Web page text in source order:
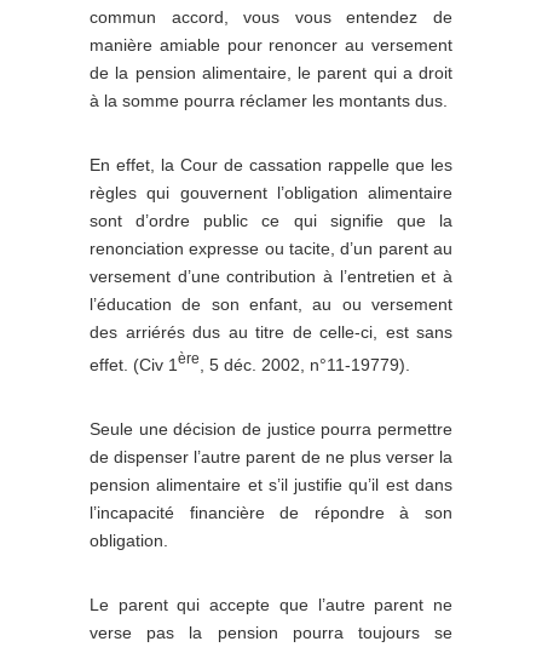
commun accord, vous vous entendez de
manière amiable pour renoncer au versement
de la pension alimentaire, le parent qui a droit
à la somme pourra réclamer les montants dus.
En effet, la Cour de cassation rappelle que les
règles qui gouvernent l’obligation alimentaire
sont d’ordre public ce qui signifie que la
renonciation expresse ou tacite, d’un parent au
versement d’une contribution à l’entretien et à
l’éducation de son enfant, au ou versement
des arriérés dus au titre de celle-ci, est sans
effet. (Civ 1 ère , 5 déc. 2002, n°11-19779).
Seule une décision de justice pourra permettre
de dispenser l’autre parent de ne plus verser la
pension alimentaire et s’il justifie qu’il est dans
l’incapacité financière de répondre à son
obligation.
Le parent qui accepte que l’autre parent ne
verse pas la pension pourra toujours se